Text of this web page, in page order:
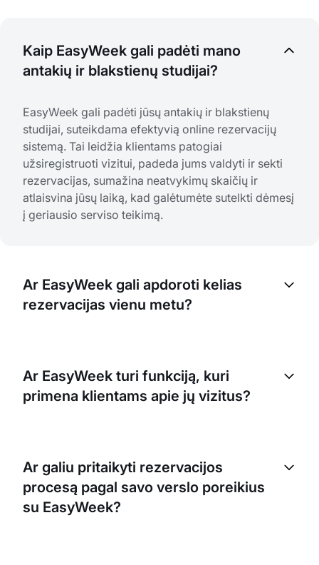
Kaip EasyWeek gali padėti mano
antakių ir blakstienų studijai?
EasyWeek gali padėti jūsų antakių ir blakstienų
studijai, suteikdama efektyvią online rezervacijų
sistemą. Tai leidžia klientams patogiai
užsiregistruoti vizitui, padeda jums valdyti ir sekti
rezervacijas, sumažina neatvykimų skaičių ir
atlaisvina jūsų laiką, kad galėtumėte sutelkti dėmesį
į geriausio serviso teikimą.
Ar EasyWeek gali apdoroti kelias
rezervacijas vienu metu?
užimtai antakių ir blakstienų studijai, kaip jūsų. Ji
taip pat leidžia nustatyti maksimalų rezervacijų
Ar EasyWeek turi funkciją, kuri
primena klientams apie jų vizitus?
SMS žinutes apie būsimus vizitus. Tai padeda
sumažinti neatvykimų skaičių ir užtikrina sklandų
jūsų tvarkaraštį.
Ar galiu pritaikyti rezervacijos
procesą pagal savo verslo poreikius
su EasyWeek?